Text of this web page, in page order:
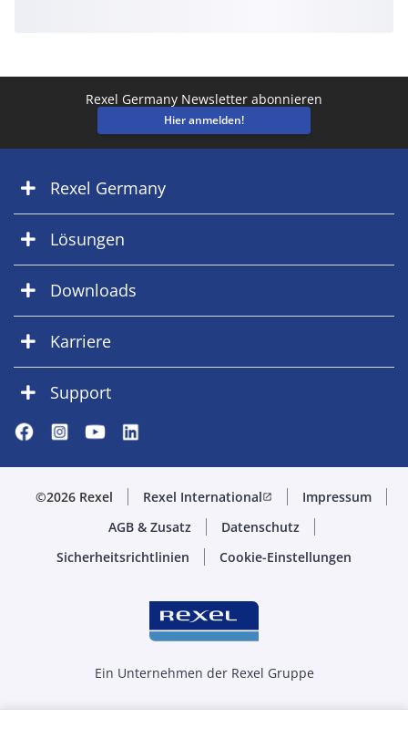
Rexel Germany Newsletter abonnieren
Hier anmelden!
Rexel Germany
Lösungen
Downloads
Karriere
Support
©2026 Rexel Rexel Internationalopen_in_new
Impressum
AGB & Zusatz
Datenschutz
Sicherheitsrichtlinien
Cookie-Einstellungen
Ein Unternehmen der Rexel Gruppe